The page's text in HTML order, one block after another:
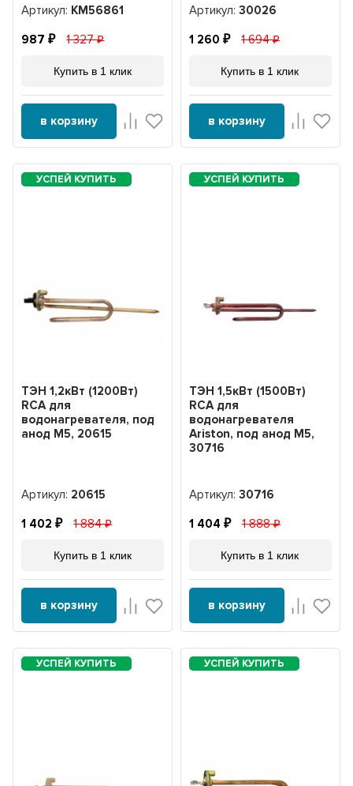
Артикул: KM56861
987 1 327
Купить в 1 клик
в корзину
Артикул: 30026
1 260 1 694
Купить в 1 клик
в корзину
ТЭН 1,2кВт (1200Вт)
RCA для
водонагревателя, под
анод М5, 20615
Артикул: 20615
1 402 1 884
Купить в 1 клик
в корзину
ТЭН 1,5кВт (1500Вт)
RCA для
водонагревателя
Ariston, под анод М5,
30716
Артикул: 30716
1 404 1 888
Купить в 1 клик
в корзину